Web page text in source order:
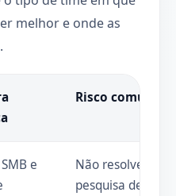
melhor e onde as
Risco comum
e
Não resolve
pesquisa de